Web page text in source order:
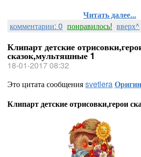
Читать далее...
комментарии: 0 понравилось! вверх^
Клипарт детские
сказок,мультяшные 1
18-01-2017 08:32
Это цитата сообщенияsvetlera
Клипарт детские отрисовки,герои